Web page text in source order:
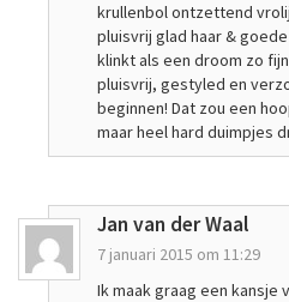
krullenbol ontzettend
pluisvrij glad haar &
klinkt als een droom zo
pluisvrij, gestyled en
beginnen! Dat zou een
maar heel hard duimpjes
Jan van der Waal
7 januari 2015 om 11:29
Ik maak graag een kansje